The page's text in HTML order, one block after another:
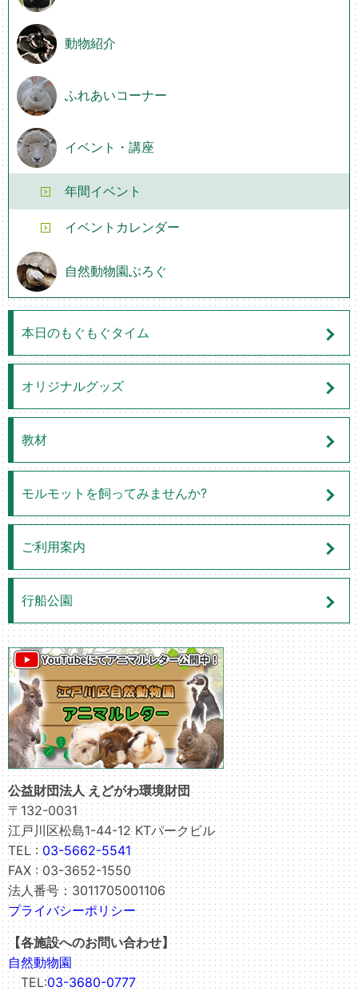
動物紹介
ふれあいコーナー
イベント・講座
年間イベント
イベントカレンダー
自然動物園ぶろぐ
本日のもぐもぐタイム
オリジナルグッズ
教材
モルモットを飼ってみませんか?
ご利用案内
行船公園
公益財団法人 えどがわ環境財団
〒132-0031
江戸川区松島1-44-12 KTパークビル
TEL :03-5662-5541
FAX : 03-3652-1550
法人番号：3011705001106
プライバシーポリシー
【各施設へのお問い合わせ】
自然動物園
TEL:03-3680-0777